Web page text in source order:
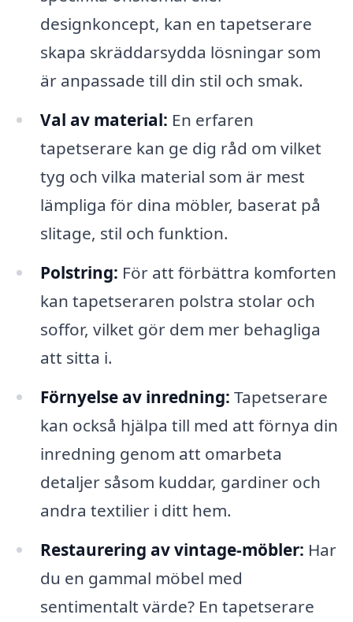
designkoncept, kan en tapetserare
skapa skräddarsydda lösningar som
är anpassade till din stil och smak.
Val av material: En erfaren
tapetserare kan ge dig råd om vilket
tyg och vilka material som är mest
lämpliga för dina möbler, baserat på
slitage, stil och funktion.
Polstring: För att förbättra komforten
kan tapetseraren polstra stolar och
soffor, vilket gör dem mer behagliga
att sitta i.
Förnyelse av inredning: Tapetserare
kan också hjälpa till med att förnya din
inredning genom att omarbeta
detaljer såsom kuddar, gardiner och
andra textilier i ditt hem.
Restaurering av vintage-möbler: Har
du en gammal möbel med
sentimentalt värde? En tapetserare